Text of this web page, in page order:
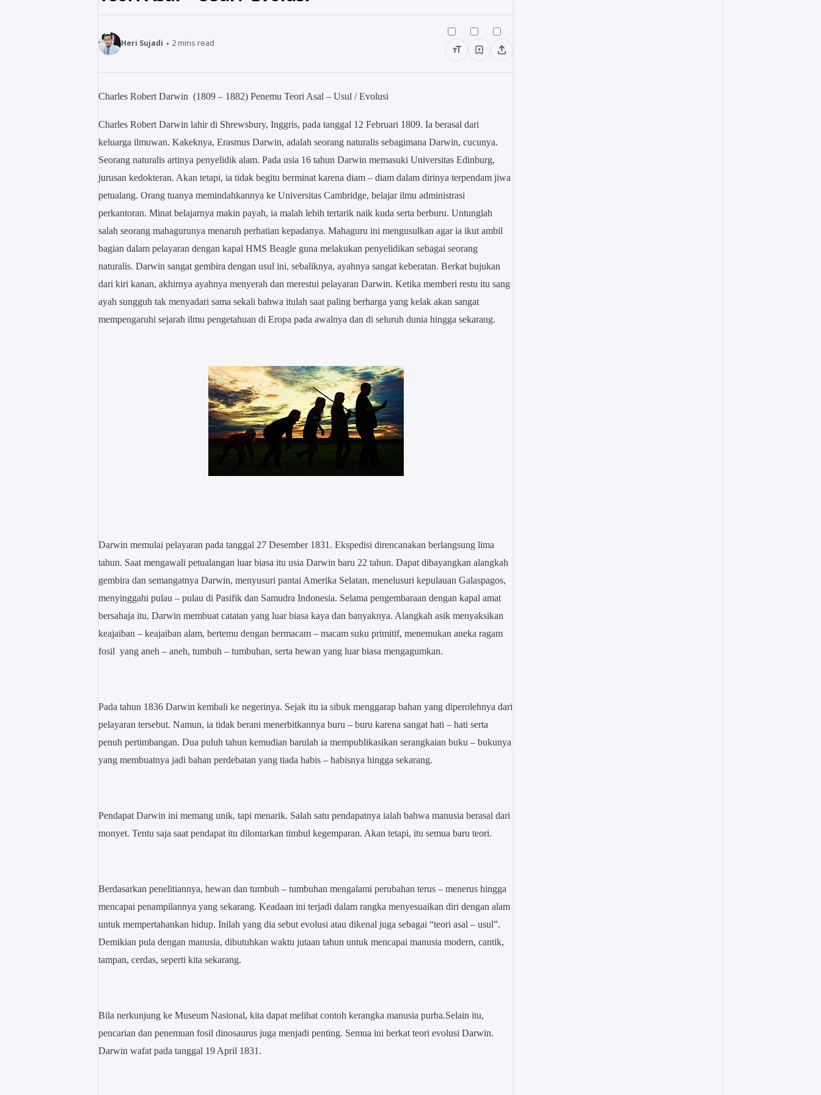
Heri Sujadi 2mins read
Charles Robert Darwin (1809 – 1882) Penemu Teori Asal – Usul / Evolusi
Charles Robert Darwin lahir di Shrewsbury, Inggris, pada tanggal 12 Februari 1809. Ia berasal dari
keluarga ilmuwan. Kakeknya, Erasmus Darwin, adalah seorang naturalis sebagimana Darwin, cucunya.
Seorang naturalis artinya penyelidik alam. Pada usia 16 tahun Darwin memasuki Universitas Edinburg,
jurusan kedokteran. Akan tetapi, ia tidak begitu berminat karena diam – diam dalam dirinya terpendam jiwa
petualang. Orang tuanya memindahkannya ke Universitas Cambridge, belajar ilmu administrasi
perkantoran. Minat belajarnya makin payah, ia malah lebih tertarik naik kuda serta berburu. Untunglah
salah seorang mahagurunya menaruh perhatian kepadanya. Mahaguru ini mengusulkan agar ia ikut ambil
bagian dalam pelayaran dengan kapal HMS Beagle guna melakukan penyelidikan sebagai seorang
naturalis. Darwin sangat gembira dengan usul ini, sebaliknya, ayahnya sangat keberatan. Berkat bujukan
dari kiri kanan, akhirnya ayahnya menyerah dan merestui pelayaran Darwin. Ketika memberi restu itu sang
ayah sungguh tak menyadari sama sekali bahwa itulah saat paling berharga yang kelak akan sangat
mempengaruhi sejarah ilmu pengetahuan di Eropa pada awalnya dan di seluruh dunia hingga sekarang.
Darwin memulai pelayaran pada tanggal 27 Desember 1831. Ekspedisi direncanakan berlangsung lima
tahun. Saat mengawali petualangan luar biasa itu usia Darwin baru 22 tahun. Dapat dibayangkan alangkah
gembira dan semangatnya Darwin, menyusuri pantai Amerika Selatan, menelusuri kepulauan Galaspagos,
menyinggahi pulau – pulau di Pasifik dan Samudra Indonesia. Selama pengembaraan dengan kapal amat
bersahaja itu, Darwin membuat catatan yang luar biasa kaya dan banyaknya. Alangkah asik menyaksikan
keajaiban – keajaiban alam, bertemu dengan bermacam – macam suku primitif, menemukan aneka ragam
fosil yang aneh – aneh, tumbuh – tumbuhan, serta hewan yang luar biasa mengagumkan.
Pada tahun 1836 Darwin kembali ke negerinya. Sejak itu ia sibuk menggarap bahan yang diperolehnya dari
pelayaran tersebut. Namun, ia tidak berani menerbitkannya buru – buru karena sangat hati – hati serta
penuh pertimbangan. Dua puluh tahun kemudian barulah ia mempublikasikan serangkaian buku – bukunya
yang membuatnya jadi bahan perdebatan yang tiada habis – habisnya hingga sekarang.
Pendapat Darwin ini memang unik, tapi menarik. Salah satu pendapatnya ialah bahwa manusia berasal dari
monyet. Tentu saja saat pendapat itu dilontarkan timbul kegemparan. Akan tetapi, itu semua baru teori.
Berdasarkan penelitiannya, hewan dan tumbuh – tumbuhan mengalami perubahan terus – menerus hingga
mencapai penampilannya yang sekarang. Keadaan ini terjadi dalam rangka menyesuaikan diri dengan alam
untuk mempertahankan hidup. Inilah yang dia sebut evolusi atau dikenal juga sebagai “teori asal – usul”.
Demikian pula dengan manusia, dibutuhkan waktu jutaan tahun untuk mencapai manusia modern, cantik,
tampan, cerdas, seperti kita sekarang.
Bila nerkunjung ke Museum Nasional, kita dapat melihat contoh kerangka manusia purba.Selain itu,
pencarian dan penemuan fosil dinosaurus juga menjadi penting. Semua ini berkat teori evolusi Darwin.
Darwin wafat pada tanggal 19 April 1831.